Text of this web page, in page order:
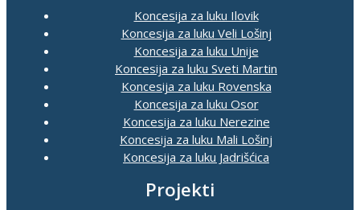
Koncesija za luku Ilovik
Koncesija za luku Veli Lošinj
Koncesija za luku Unije
Koncesija za luku Sveti Martin
Koncesija za luku Rovenska
Koncesija za luku Osor
Koncesija za luku Nerezine
Koncesija za luku Mali Lošinj
Koncesija za luku Jadrišćica
Projekti